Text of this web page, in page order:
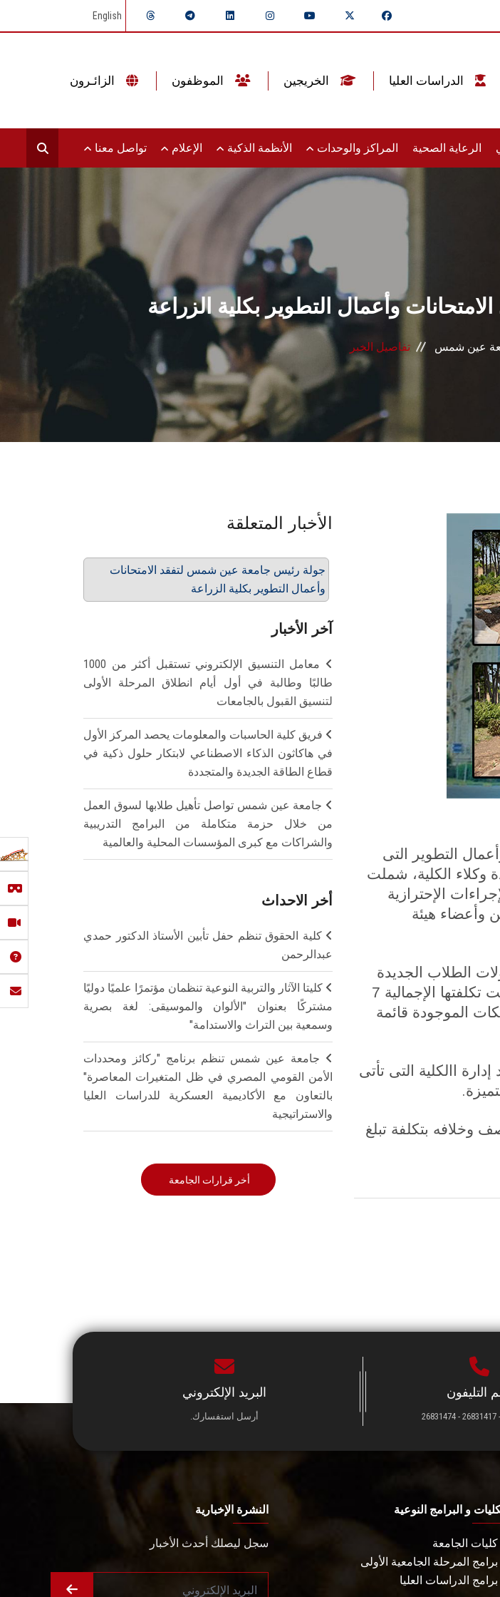
English
الرعاية الصحية المراكز والوحدات الأنظمة الذكية الإعلام تواصل معنا
وأعمال التطوير بكلية الزراعة
عين شمس تفاصيل الخبر
التطوير التى
الكلية، شملت
الإحترازية
وأعضاء هيئة
الطلاب الجديدة
وشبكة الغاز وشبكة المياه والصرف الصحى والحريق والتى بلغت تكلفتها الإجمالية 7
الموجودة قائمة
االكلية التى تأتى
.
وخلافه بتكلفة تبلغ
الأخبار المتعلقة
جولة رئيس جامعة عين شمس لتفقد الامتحانات
وأعمال التطوير بكلية الزراعة
آخر الأخبار
معامل التنسيق الإلكتروني تستقبل أكثر من 1000
طالبًا وطالبة في أول أيام انطلاق المرحلة الأولى
لتنسيق القبول بالجامعات
فريق كلية الحاسبات والمعلومات يحصد المركز الأول
في هاكاثون الذكاء الاصطناعي لابتكار حلول ذكية في
قطاع الطاقة الجديدة والمتجددة
جامعة عين شمس تواصل تأهيل طلابها لسوق العمل
من خلال حزمة متكاملة من البرامج التدريبية
والشراكات مع كبرى المؤسسات المحلية والعالمية
أخر الاحداث
كلية الحقوق تنظم حفل تأبين الأستاذ الدكتور حمدي
عبدالرحمن
كليتا الآثار والتربية النوعية تنظمان مؤتمرًا علميًا دوليًا
مشتركًا بعنوان "الألوان والموسيقى: لغة بصرية
وسمعية بين التراث والاستدامة"
جامعة عين شمس تنظم برنامج "ركائز ومحددات
الأمن القومي المصري في ظل المتغيرات المعاصرة"
بالتعاون مع الأكاديمية العسكرية للدراسات العليا
والاستراتيجية
أخر قرارات الجامعة
التليفون البريد الإلكتروني
أرسل استفسارك.
و البرامج النوعية
كليات الجامعة
برامج المرحلة الجامعية الأولى
برامج الدراسات العليا
النشرة الإخبارية
سجل ليصلك أحدث الأخبار